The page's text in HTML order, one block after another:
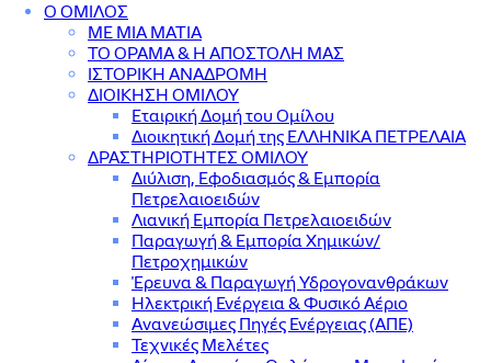
Ο ΟΜΙΛΟΣ
ΜΕ ΜΙΑ ΜΑΤΙΑ
ΤΟ ΟΡΑΜΑ & Η ΑΠΟΣΤΟΛΗ ΜΑΣ
ΙΣΤΟΡΙΚΗ ΑΝΑΔΡΟΜΗ
ΔΙΟΙΚΗΣΗ ΟΜΙΛΟΥ
Εταιρική Δομή του Ομίλου
Διοικητική Δομή της ΕΛΛΗΝΙΚΑ ΠΕΤΡΕΛΑΙΑ
ΔΡΑΣΤΗΡΙΟΤΗΤΕΣ ΟΜΙΛΟΥ
Διύλιση, Εφοδιασμός & Εμπορία
Πετρελαιοειδών
Λιανική Εμπορία Πετρελαιοειδών
Παραγωγή & Εμπορία Χημικών/
Πετροχημικών
Έρευνα & Παραγωγή Υδρογονανθράκων
Ηλεκτρική Ενέργεια & Φυσικό Αέριο
Ανανεώσιμες Πηγές Ενέργειας (ΑΠΕ)
Τεχνικές Μελέτες